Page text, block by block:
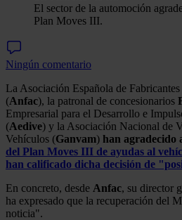
El sector de la automoción
Plan Moves III.
Ningún comentario
La Asociación Española de
(Anfac), la patronal de concesionarios
Empresarial para el Desarrollo e
(Aedive) y la Asociación Nacional de
Vehículos (Ganvam) han agradecido
del Plan Moves III de ayudas al
han calificado dicha decisión de
En concreto, desde Anfac, su director
ha expresado que la recuperación del
noticia".